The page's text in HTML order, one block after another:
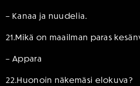
– Kanaa ja nuudelia.
21.Mikä on maailman paras
– Appara
22.Huonoin näkemäsi elokuva?